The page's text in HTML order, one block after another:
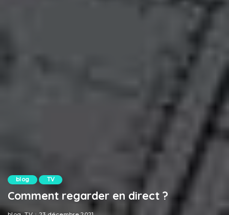
blog TV
Comment regarder en direct ?